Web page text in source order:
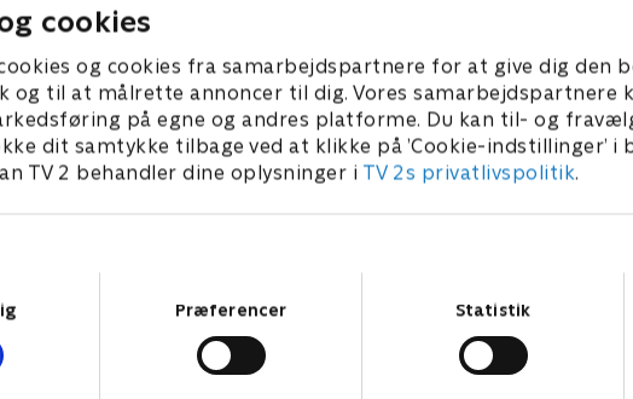
cookies
og cookies fra samarbejdspartnere for at give dig den
og til at målrette annoncer til dig. Vores samarbejdspartnere
på egne og andres platforme. Du kan til- og
dit samtykke tilbage ved at klikke på ’Cookie-indstillinger’ i
TV 2 behandler dine oplysninger i TV 2s privatlivspolitik.
Præferencer Statistik
hos en af verdens absolut
endda dansk. Den todelte
forrygende
danske klubber til den
indblik i de vilde år i engelsk
sidste skanse hos Manchester
vinde, og cementerede sin status
følger du hans utrættelige
styrke, det krævede for at
uge. Men fortællingen
tager dig nemlig også med helt
Det handler om de store ofre,
der følger med, når man er
‘Schmeichel’ bygger på
selv, hans familie og de
ham i aktion.
nervepirrende fodboldklip
et langt mere nuanceret
kunne se i fjernsynet i
I rollen som
nærværende, og han
sin karriere. Det giver
ser de ikoniske
omklædningsrummet. I
ansigter fra
stå i skyggen af den